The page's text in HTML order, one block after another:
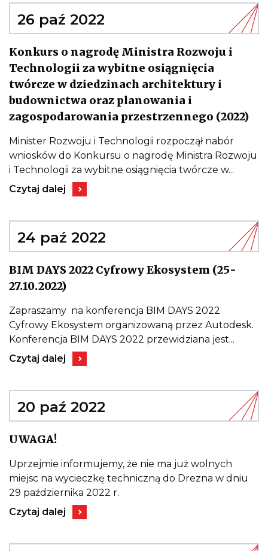
MISTRZOSTWA
POLSKI
W
BRYDŻU
SPORTOWYM
26 paź 2022
Konkurs o nagrodę Ministra Rozwoju i
Technologii za wybitne osiągnięcia
twórcze w dziedzinach architektury i
budownictwa oraz planowania i
zagospodarowania przestrzennego (2022)do
o
w
Minister Rozwoju i Technologii rozpoczął nabór
wniosków do Konkursu o nagrodę Ministra Rozwoju
i Technologii za wybitne osiągnięcia twórcze w...
Kieruje
do
o
nagrodę
Ministra
Rozwoju
Technologii
za
wybitne
twórcze
w
dziedzinach
architektury
budownictwa
i
przestrzennego
(2022)
Czytaj dalej
24 paź 2022
BIM DAYS 2022 Cyfrowy Ekosystem (25-
27.10.2022)do
BIM
DAYS
2022
Cyfrowy
Ekosystem
(25-
27.10.2022)
Zapraszamy na konferencja BIM DAYS 2022
Cyfrowy Ekosystem organizowaną przez Autodesk.
Konferencja BIM DAYS 2022 przewidziana jest...
Kieruje
do
DAYS
2022
Cyfrowy
Ekosystem
27.10.2022)
Czytaj dalej
20 paź 2022
UWAGA!do
UWAGA!
Uprzejmie informujemy, że nie ma już wolnych
miejsc na wycieczkę techniczną do Drezna w dniu
29 października 2022 r.
Kieruje
do
Czytaj dalej